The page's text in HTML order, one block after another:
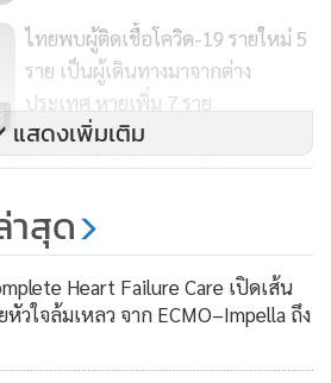
ไทยพบผู้ติดเชื้อโควิด-19 รายใหม่ 5
ราย เป็นผู้เดินทางมาจากต่าง
ประเทศ หายเพิ่ม 7 ราย
ไทยติดเชื้อโควิด-19 เพิ่ม 3 ราย
อีก 1 ราย
แสดงเพิ่มเติม
าสุด
Heart Failure Care เปิดเส้น
วใจล้มเหลว จาก ECMO–Impella ถึง